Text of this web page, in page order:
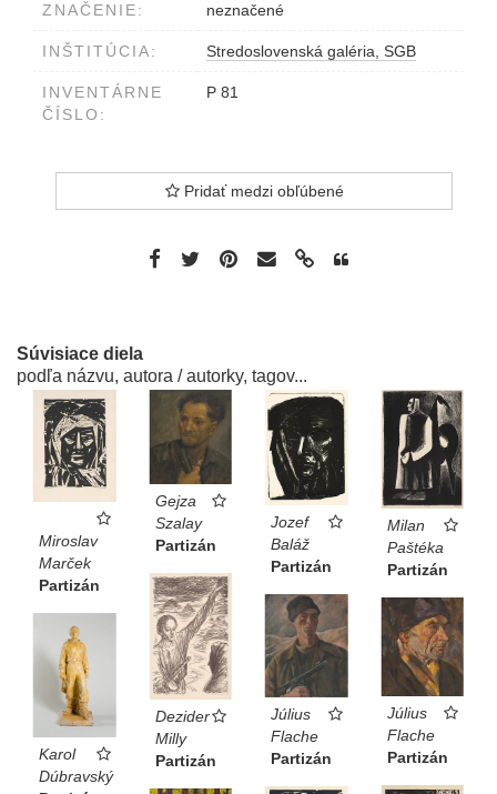
ZNAČENIE: neznačené
INŠTITÚCIA: Stredoslovenská galéria, SGB
INVENTÁRNE
ČÍSLO:
P 81
Pridať medzi obľúbené
Súvisiace diela
podľa názvu, autora / autorky, tagov...
Miroslav
Marček
Partizán
Gejza
Szalay
Partizán
Jozef
Baláž
Partizán
Milan
Paštéka
Partizán
Dezider
Milly
Partizán
Július
Flache
Partizán
Július
Flache
Partizán
Karol
Dúbravský